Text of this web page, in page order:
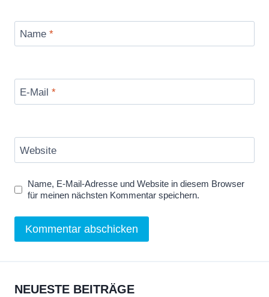
Name *
E-Mail *
Website
Name, E-Mail-Adresse und Website in diesem Browser
für meinen nächsten Kommentar speichern.
NEUESTE BEITRÄGE